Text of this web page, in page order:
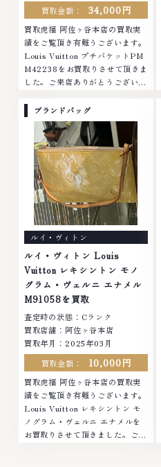
買取金額：
34,000円
買取虎福 阿佐ヶ谷本店の買取実
績をご覧頂き有難うございます。
Louis Vuitton プチバケットPM
M42238をお買取りさせて頂きま
した。ご来店ありがとうございま
プラチナ ダイヤモンド ブランド
品 ブランド衣類 お酒買取りのこ
となら、お任せください。なかで
も金・プラチナ等のアクセサリ
ー・貴金属・宝石・ダイヤモン
ド・ジュエリーや ブランド品・
時計等は特に自信を持って、高額
査定を実現しております。 古く
て使わなくなってしまったアクセ
サリー、動かなくなってしまった
腕時計、多くのお品物の高価買取
りを実現しており、他店ではお値
段の付かなかったお品物でも、一
点一点丁寧に無料で査定します。
お気軽にご連絡ください。TEL:
0120-959-764営業時間: 10:00
～19:00定休日: 年中無休
ブランドバッグ
ルイ・ヴィトン
ルイ・ヴィトン Louis
Vuitton レキシントン モノ
グラム・ヴェルニ エナメル
M91058を買取
査定時の状態：Cランク
買取店舗：阿佐ヶ谷本店
買取年月：2025年03月
買取金額：
10,000円
買取虎福 阿佐ヶ谷本店の買取実
績をご覧頂き有難うございます。
Louis Vuitton レキシントン モ
ノグラム・ヴェルニ エナメルを
お買取りさせて頂きました。ご来